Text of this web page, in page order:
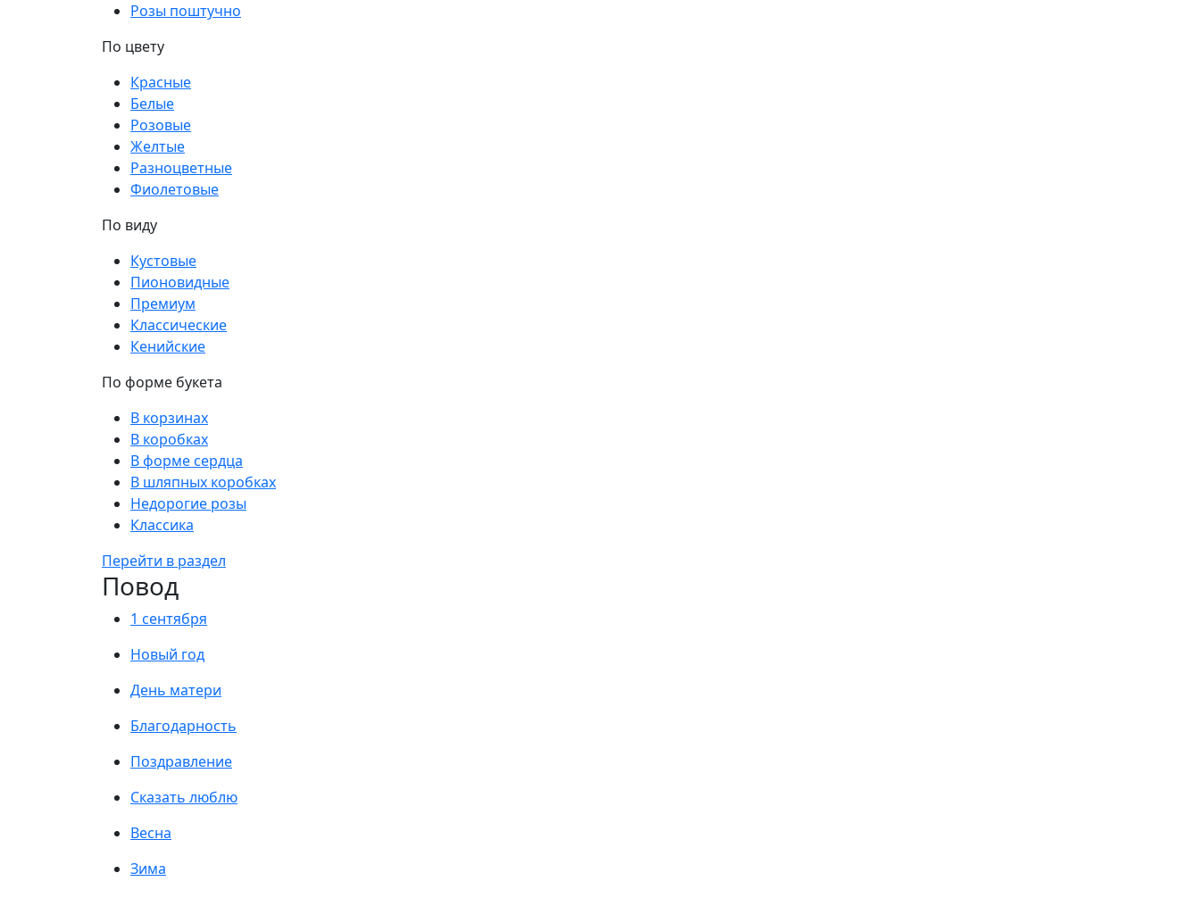
Розы поштучно
По цвету
Красные
Белые
Розовые
Желтые
Разноцветные
Фиолетовые
По виду
Кустовые
Пионовидные
Премиум
Классические
Кенийские
По форме букета
В корзинах
В коробках
В форме сердца
В шляпных коробках
Недорогие розы
Классика
Перейти в раздел
Повод
1 сентября
Новый год
День матери
Благодарность
Поздравление
Сказать люблю
Весна
Зима